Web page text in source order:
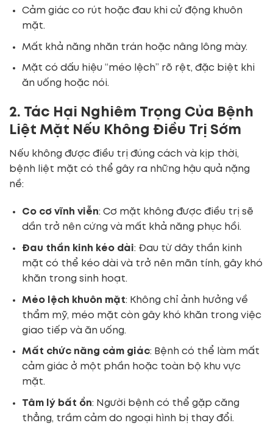
Cảm giác co rút hoặc đau khi cử động khuôn
mặt.
Mất khả năng nhăn trán hoặc nâng lông mày.
Mặt có dấu hiệu “méo lệch” rõ rệt, đặc biệt khi
ăn uống hoặc nói.
2. Tác Hại Nghiêm Trọng Của Bệnh
Liệt Mặt Nếu Không Điều Trị Sớm
Nếu không được điều trị đúng cách và kịp thời,
bệnh liệt mặt có thể gây ra những hậu quả nặng
nề:
Co cơ vĩnh viễn: Cơ mặt không được điều trị sẽ
dần trở nên cứng và mất khả năng phục hồi.
Đau thần kinh kéo dài: Đau từ dây thần kinh
mặt có thể kéo dài và trở nên mãn tính, gây khó
khăn trong sinh hoạt.
Méo lệch khuôn mặt: Không chỉ ảnh hưởng về
thẩm mỹ, méo mặt còn gây khó khăn trong việc
giao tiếp và ăn uống.
Mất chức năng cảm giác: Bệnh có thể làm mất
cảm giác ở một phần hoặc toàn bộ khu vực
mặt.
Tâm lý bất ổn: Người bệnh có thể gặp căng
thẳng, trầm cảm do ngoại hình bị thay đổi.